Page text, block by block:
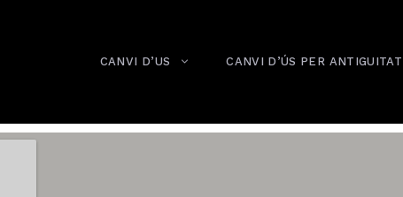
CANVI D’US CANVI D’ÚS PER ANTIGUITAT